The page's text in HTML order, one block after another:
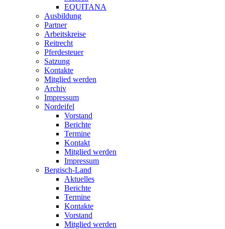
EQUITANA
Ausbildung
Partner
Arbeitskreise
Reitrecht
Pferdesteuer
Satzung
Kontakte
Mitglied werden
Archiv
Impressum
Nordeifel
Vorstand
Berichte
Termine
Kontakt
Mitglied werden
Impressum
Bergisch-Land
Aktuelles
Berichte
Termine
Kontakte
Vorstand
Mitglied werden